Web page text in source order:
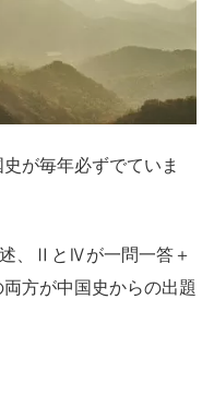
が毎年必ずでていま
、ⅡとⅣが一問一答＋
方が中国史からの出題